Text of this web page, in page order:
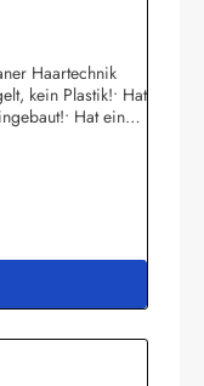
Haartechnik
kein Plastik!• Hat
Hat einen